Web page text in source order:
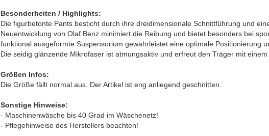
Besonderheiten / Highlights:
Die figurbetonte Pants besticht durch ihre dreidimensionale Schnittführung und
Neuentwicklung von Olaf Benz minimiert die Reibung und bietet besonders bei
funktional ausgeformte Suspensorium gewährleistet eine optimale Positionierung
Die seidig glänzende Mikrofaser ist atmungsaktiv und erfreut den Träger mit
Größen Infos:
Die Größe fällt normal aus. Der Artikel ist eng anliegend geschnitten.
Sonstige Hinweise:
- Maschinenwäsche bis 40 Grad im Wäschenetz!
- Pflegehinweise des Herstellers beachten!